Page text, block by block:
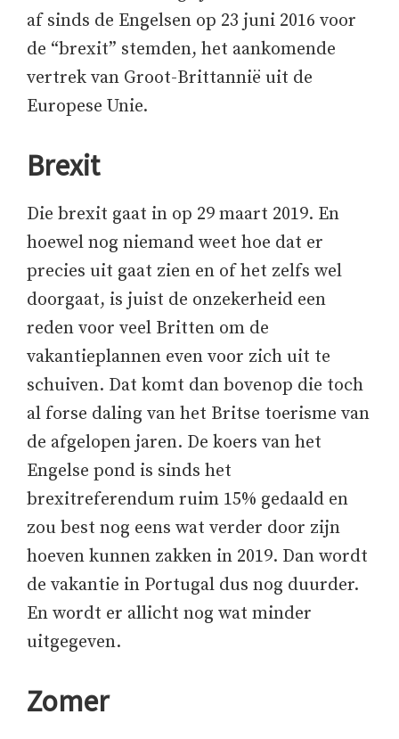
af sinds de Engelsen op 23 juni 2016 voor
de “brexit” stemden, het aankomende
vertrek van Groot-Brittannië uit de
Europese Unie.
Brexit
Die brexit gaat in op 29 maart 2019. En
hoewel nog niemand weet hoe dat er
precies uit gaat zien en of het zelfs wel
doorgaat, is juist de onzekerheid een
reden voor veel Britten om de
vakantieplannen even voor zich uit te
schuiven. Dat komt dan bovenop die toch
al forse daling van het Britse toerisme van
de afgelopen jaren. De koers van het
Engelse pond is sinds het
brexitreferendum ruim 15% gedaald en
zou best nog eens wat verder door zijn
hoeven kunnen zakken in 2019. Dan wordt
de vakantie in Portugal dus nog duurder.
En wordt er allicht nog wat minder
uitgegeven.
Zomer